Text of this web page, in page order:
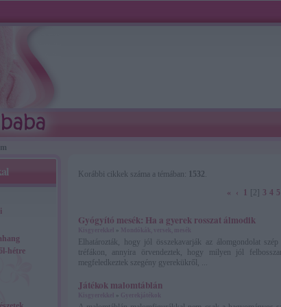
Korábbi cikkek száma a témában: 1532.
«
‹ 1 [2] 3 4 5
Gyógyító mesék: Ha a gyerek rosszat álmodik
»
Elhatározták, hogy jól összekavarják az álomgondolat
tréfákon, annyira örvendeztek, hogy milyen jól
megfeledkeztek szegény gyerekükről, ...
Játékok malomtáblán
»
hétre